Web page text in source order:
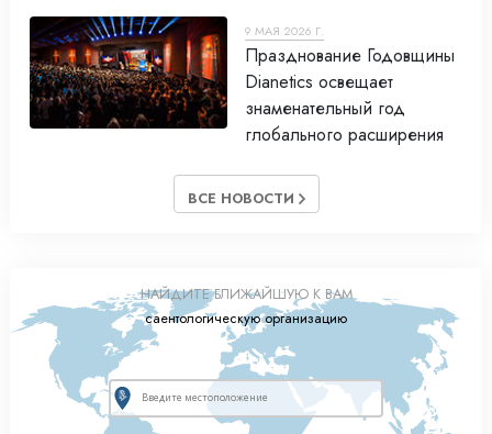
9 МАЯ 2026 Г.
Празднование Годовщины
Dianetics освещает
знаменательный год
глобального расширения
ВСЕ НОВОСТИ
НАЙДИТЕ БЛИЖАЙШУЮ К ВАМ
саентологическую организацию